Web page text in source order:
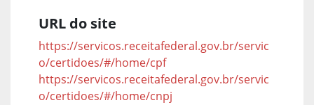
URL do site
https://servicos.receitafederal.gov.br/servic
o/certidoes/#/home/cpf
https://servicos.receitafederal.gov.br/servic
o/certidoes/#/home/cnpj